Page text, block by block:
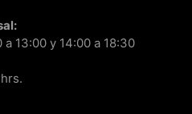
13:00 y 14:00 a 18:30